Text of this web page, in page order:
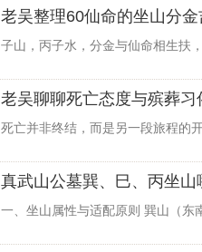
老吴整理60仙命的坐山分
子山，丙子水，分金与仙命相生扶
老吴聊聊死亡态度与殡葬习
死亡并非终结，而是另一段旅程的
真武山公墓巽、巳、丙坐山
一、坐山属性与适配原则 巽山（东